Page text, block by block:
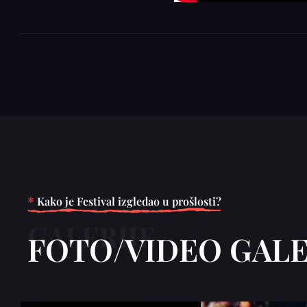
* Kako je Festival izgledao u prošlosti?
FOTO/VIDEO
GALERIJE